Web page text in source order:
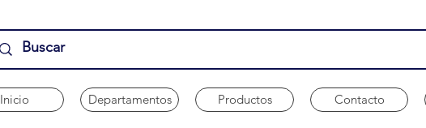
Inicio Departamentos Productos Contacto